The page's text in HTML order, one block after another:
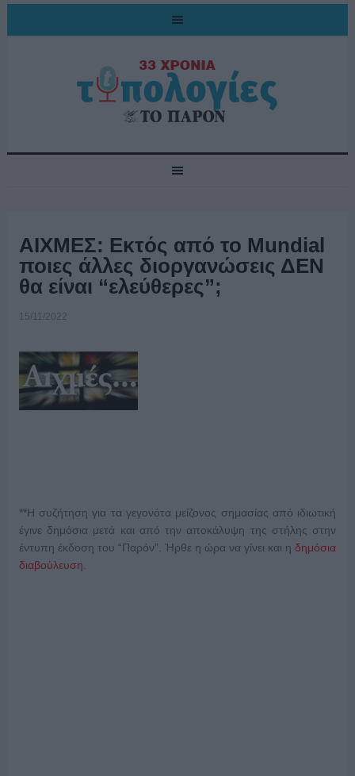
ΑΙΧΜΕΣ: Εκτός από το Mundial
ποιες άλλες διοργανώσεις ΔΕΝ
θα είναι “ελεύθερες”;
15/11/2022
**Η συζήτηση για τα γεγονότα μείζονος σημασίας από ιδιωτική
έγινε δημόσια μετά και από την αποκάλυψη της στήλης στην
έντυπη έκδοση του “Παρόν”. Ήρθε η ώρα να γίνει και η δημόσια
διαβούλευση.